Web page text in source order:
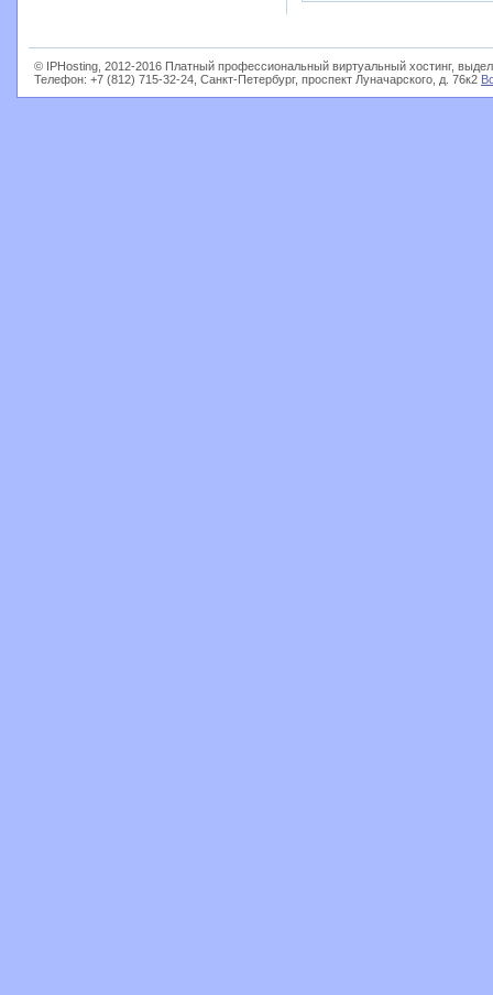
© IPHosting, 2012-2016 Платный профессиональный виртуальный хостинг,
Телефон: +7 (812) 715-32-24, Санкт-Петербург, проспект Луначарского, д. 76к2